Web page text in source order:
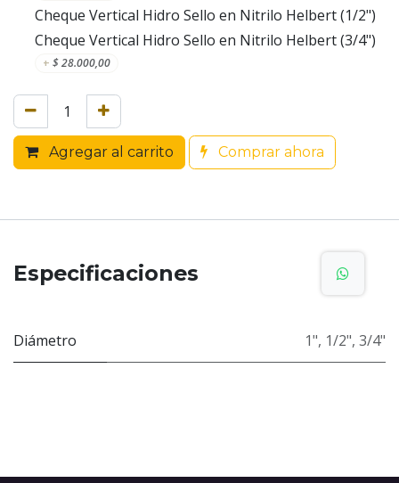
Cheque Vertical Hidro Sello en Nitrilo Helbert (1/2")
Cheque Vertical Hidro Sello en Nitrilo Helbert (3/4")
+ $28.000,00
Agregar al carrito Comprar ahora
Especificaciones
Diámetro 1", 1/2", 3/4"